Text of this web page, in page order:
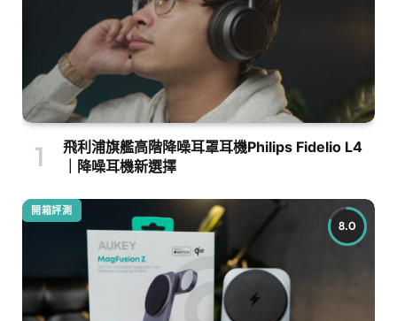
飛利浦旗艦高階降噪耳罩耳機Philips Fidelio L4
｜降噪耳機新選擇
8.0
開箱評測